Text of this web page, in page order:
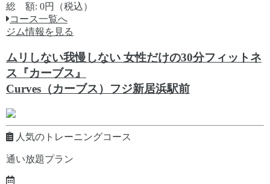
総 額: 0円（税込）
コース一覧へ
ジム情報を見る
ムリしない我慢しない 女性だけの30分フィットネ
ス『カーブス』
Curves（カーブス）フジ新居浜駅前
人気のトレーニングコース
通い放題プラン